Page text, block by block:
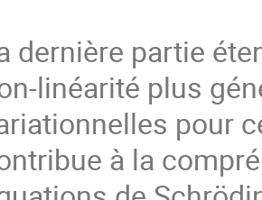
dernière partie
linéarité plus
pour
à la